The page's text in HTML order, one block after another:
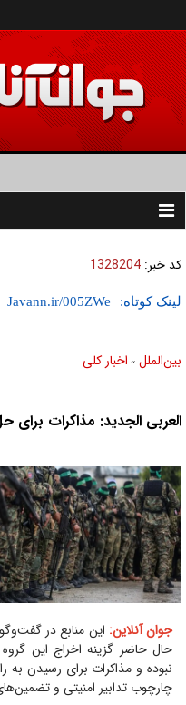
Toggle
کد خبر: 1328204
لینک کوتاه:
بين‌الملل » اخبار كلی
العربی الجدید: مذاکرات برای
جوان آنلاین: این منابع در
حال حاضر گزینه اخراج این
نبوده و مذاکرات برای رسیدن به
چارچوب تدابیر امنیتی و